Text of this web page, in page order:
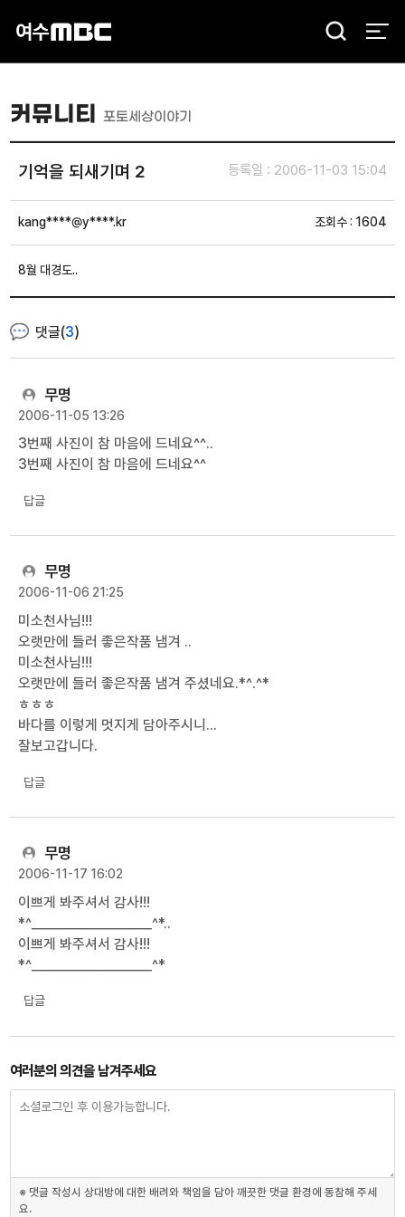
검
커뮤니티 포토세상이야기
기억을 되새기며 2 등록일 : 2006-11-03 15:04
kang****@y****.kr 조회수 : 1604
8월 대경도..
댓글(3)
무명
2006-11-05 13:26
3번째 사진이 참 마음에 드네요^^..
3번째 사진이 참 마음에 드네요^^
답글
무명
2006-11-06 21:25
미소천사님!!!
오랫만에 들러 좋은작품 냄겨 ..
미소천사님!!!
오랫만에 들러 좋은작품 냄겨 주셨네요.*^.^*
ㅎㅎㅎ
바다를 이렇게 멋지게 담아주시니...
잘보고갑니다.
답글
무명
2006-11-17 16:02
이쁘게 봐주셔서 감사!!!
*^___________________^*..
이쁘게 봐주셔서 감사!!!
*^___________________^*
답글
여러분의 의견을 남겨주세요
※ 댓글 작성시 상대방에 대한 배려와 책임을 담아 깨끗한 댓글 환경에 동참해 주세
요.